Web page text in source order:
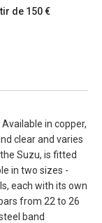
de 150 €
in copper,
clear and varies
Suzu, is fitted
in two sizes -
each with its own
from 22 to 26
band